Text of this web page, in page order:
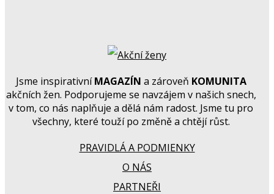
Jsme inspirativníMAGAZÍN a zároveň KOMUNITA
akčních žen. Podporujeme se navzájem v našich snech,
v tom, co nás naplňuje a dělá nám radost. Jsme tu pro
všechny, které touží po změně a chtějí růst.
PRAVIDLÁ A PODMIENKY
O NÁS
PARTNEŘI